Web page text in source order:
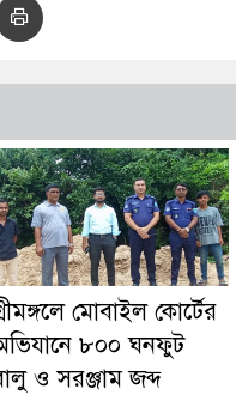
মোবাইল কোর্টের
৮০০ ঘনফুট
ও সরঞ্জাম জব্দ